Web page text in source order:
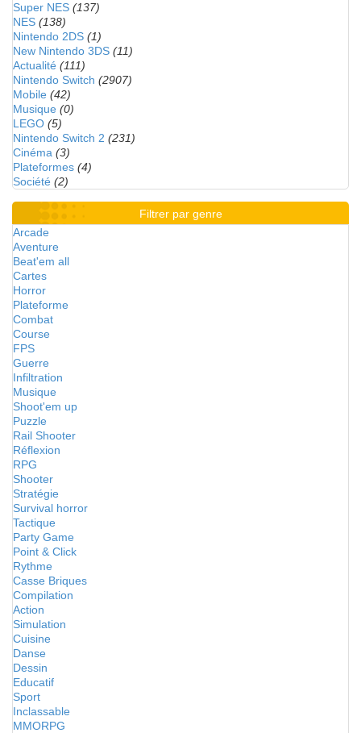
Super NES (137)
NES (138)
Nintendo 2DS (1)
New Nintendo 3DS (11)
Actualité (111)
Nintendo Switch (2907)
Mobile (42)
Musique (0)
LEGO (5)
Nintendo Switch 2 (231)
Cinéma (3)
Plateformes (4)
Société (2)
Filtrer par genre
Arcade
Aventure
Beat'em all
Cartes
Horror
Plateforme
Combat
Course
FPS
Guerre
Infiltration
Musique
Shoot'em up
Puzzle
Rail Shooter
Réflexion
RPG
Shooter
Stratégie
Survival horror
Tactique
Party Game
Point & Click
Rythme
Casse Briques
Compilation
Action
Simulation
Cuisine
Danse
Dessin
Educatif
Sport
Inclassable
MMORPG